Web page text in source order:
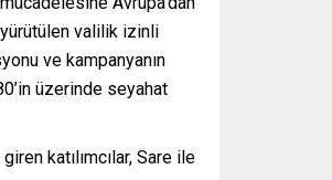
valilik izinli
ve kampanyanın
üzerinde seyahat
katılımcılar, Sare ile